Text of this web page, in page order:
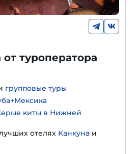
туроператора
групповые туры
киты в Нижней
отелях Канкуна и